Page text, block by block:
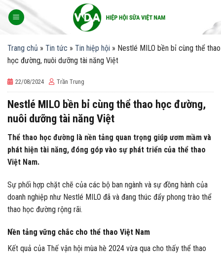
Trang chủ » Tin tức » Tin hiệp hội » Nestlé MILO bền bỉ cùng thể thao
học đường, nuôi dưỡng tài năng Việt
22/08/2024 Trần Trung
Nestlé MILO bền bỉ cùng thể thao học đường,
nuôi dưỡng tài năng Việt
Thể thao học đường là nền tảng quan trọng giúp ươm mầm và
phát hiện tài năng, đóng góp vào sự phát triển của thể thao
Việt Nam.
Sự phối hợp chặt chẽ của các bộ ban ngành và sự đồng hành của
doanh nghiệp như Nestlé MILO đã và đang thúc đẩy phong trào thể
thao học đường rộng rãi.
Nền tảng vững chắc cho thể thao Việt Nam
Kết quả của Thế vận hội mùa hè 2024 vừa qua cho thấy thể thao